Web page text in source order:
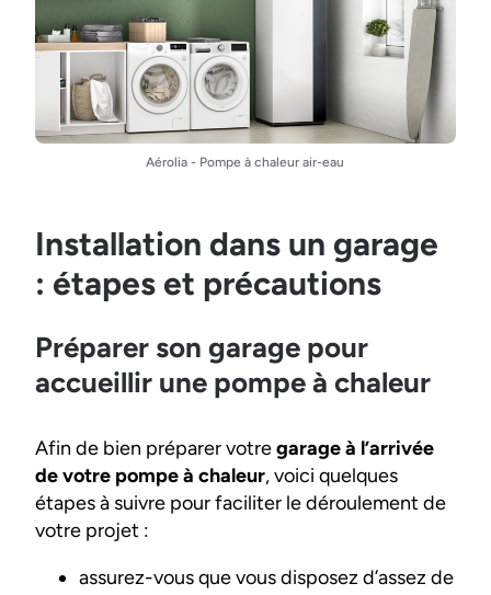
Aérolia - Pompe à chaleur air-eau
Installation dans un garage
: étapes et précautions
Préparer son garage pour
accueillir une pompe à chaleur
Afin de bien préparer votregarage à l’arrivée
de votre pompe à chaleur, voici quelques
étapes à suivre pour faciliter le déroulement de
votre projet :
assurez-vous que vous disposez d’assez de